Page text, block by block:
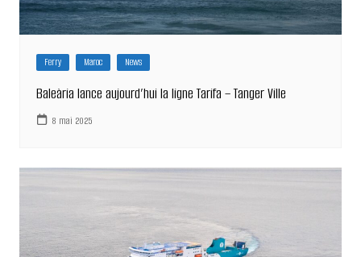
Ferry Maroc News
Baleària lance aujourd’hui la ligne Tarifa – Tanger Ville
8 mai 2025